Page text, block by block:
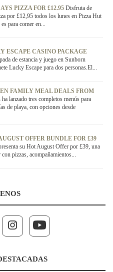
PIZZA FOR £12.95 Disfruta de
por £12,95 todos los lunes en Pizza Hut
para comer en...
ESCAPE CASINO PACKAGE
de estancia y juego en Sunborn
Lucky Escape para dos personas.El...
FAMILY MEAL DEALS FROM
lanzado tres completos menús para
de playa, con opciones desde
OFFER BUNDLE FOR £39
su Hot August Offer por £39, una
pizzas, acompañamientos...